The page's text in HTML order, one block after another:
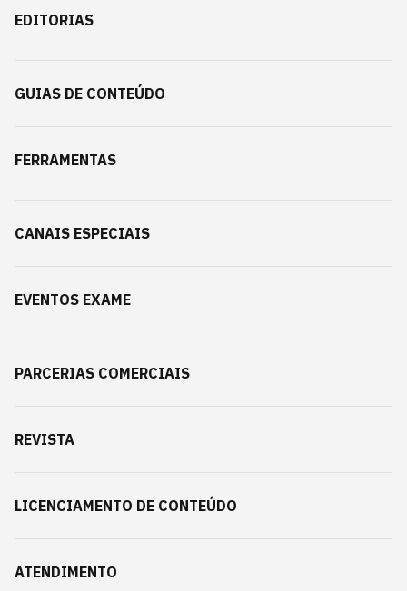
EDITORIAS
GUIAS DE CONTEÚDO
FERRAMENTAS
CANAIS ESPECIAIS
EVENTOS EXAME
PARCERIAS COMERCIAIS
REVISTA
LICENCIAMENTO DE CONTEÚDO
ATENDIMENTO